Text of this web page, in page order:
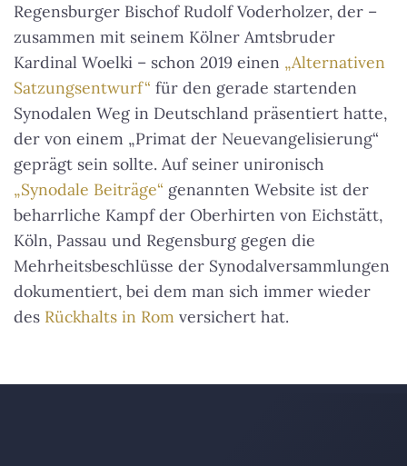
Regensburger Bischof Rudolf Voderholzer, der –
zusammen mit seinem Kölner Amtsbruder
Kardinal Woelki – schon 2019 einen „Alternativen
Satzungsentwurf“ für den gerade startenden
Synodalen Weg in Deutschland präsentiert hatte,
der von einem „Primat der Neuevangelisierung“
geprägt sein sollte. Auf seiner unironisch
„Synodale Beiträge“ genannten Website ist der
beharrliche Kampf der Oberhirten von Eichstätt,
Köln, Passau und Regensburg gegen die
Mehrheitsbeschlüsse der Synodalversammlungen
dokumentiert, bei dem man sich immer wieder
des Rückhalts in Rom versichert hat.